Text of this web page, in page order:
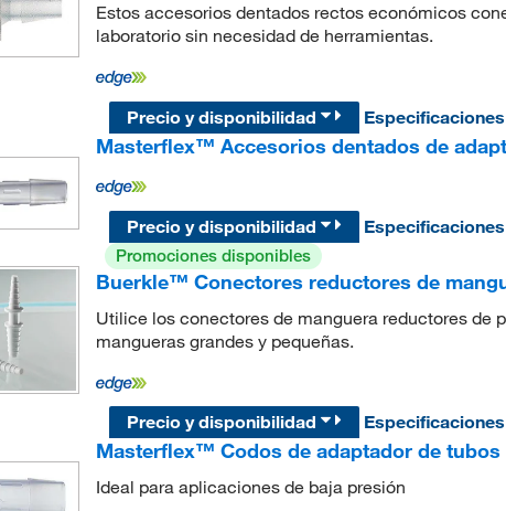
Estos accesorios dentados rectos económicos
laboratorio sin necesidad de herramientas.
Precio y disponibilidad
Masterflex™ Accesorios dentados de
Precio y disponibilidad
Promociones disponibles
Buerkle™ Conectores reductores de
Utilice los conectores de manguera reductores
mangueras grandes y pequeñas.
Precio y disponibilidad
Masterflex™ Codos de adaptador de tubos
Ideal para aplicaciones de baja presión